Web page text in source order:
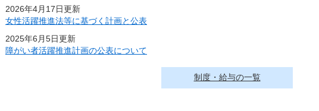
2026年4月17日更新
女性活躍推進法等に基づく計画と公表
2025年6月5日更新
障がい者活躍推進計画の公表について
制度・給与の一覧